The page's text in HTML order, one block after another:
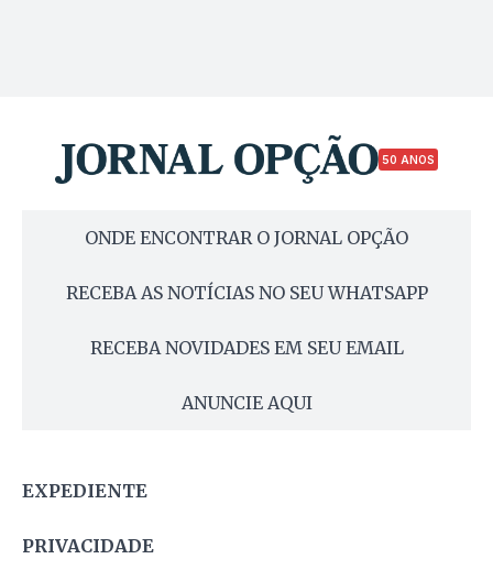
50 ANOS
ONDE ENCONTRAR O JORNAL OPÇÃO
RECEBA AS NOTÍCIAS NO SEU WHATSAPP
RECEBA NOVIDADES EM SEU EMAIL
ANUNCIE AQUI
EXPEDIENTE
PRIVACIDADE